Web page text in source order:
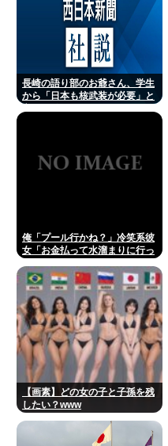
長崎の語り部のお爺さん、学生
から「日本も核武装が必要」と
俺「プール行かね？」冷笑系彼
女「お金払って水溜まりに行っ
付き合ってられる？？
【画素】どの女の子と子孫を残
したい？www